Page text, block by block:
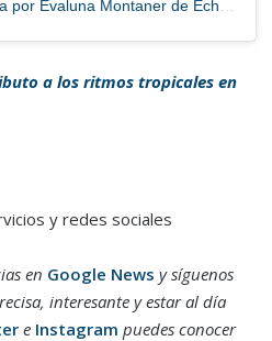
a los ritmos tropicales en
y redes sociales
en Google News y síguenos
interesante y estar al día
e Instagram puedes conocer